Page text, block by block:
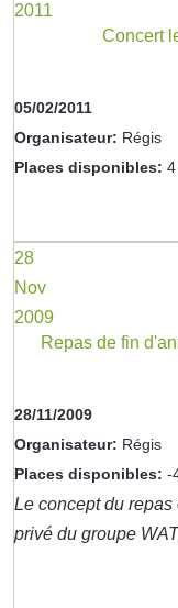
2011
Concert
05/02/2011
Organisateur: Régis
Places disponibles:
28
Nov
2009
Repas de fin
28/11/2009
Organisateur: Régis
Places disponibles: -
Le concept du
privé du groupe